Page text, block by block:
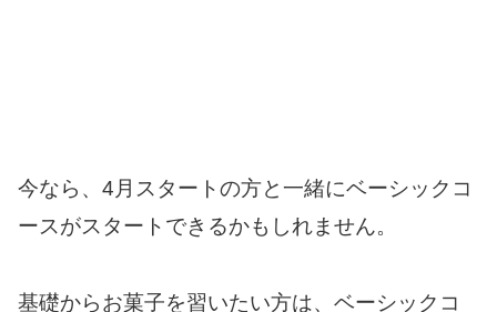
今なら、4月スタートの方と一緒にベーシックコ
ースがスタートできるかもしれません。
基礎からお菓子を習いたい方は、ベーシックコ